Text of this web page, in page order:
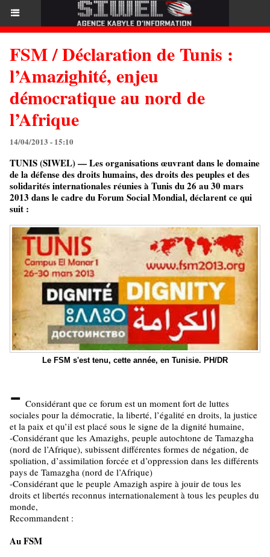
FSM / Déclaration de Tunis :
l’Amazighité, enjeu
démocratique au nord de
l’Afrique
14/04/2013 - 15:10
TUNIS (SIWEL) — Les organisations œuvrant dans le domaine
de la défense des droits humains, des droits des peuples et des
solidarités internationales réunies à Tunis du 26 au 30 mars
2013 dans le cadre du Forum Social Mondial, déclarent ce qui
suit :
Le FSM s'est tenu, cette année, en Tunisie. PH/DR
- Considérant que ce forum est un moment fort de luttes
sociales pour la démocratie, la liberté, l’égalité en droits, la justice
et la paix et qu’il est placé sous le signe de la dignité humaine,
-Considérant que les Amazighs, peuple autochtone de Tamazgha
(nord de l’Afrique), subissent différentes formes de négation, de
spoliation, d’assimilation forcée et d’oppression dans les différents
pays de Tamazgha (nord de l’Afrique)
-Considérant que le peuple Amazigh aspire à jouir de tous les
droits et libertés reconnus internationalement à tous les peuples du
monde,
Recommandent :
Au FSM